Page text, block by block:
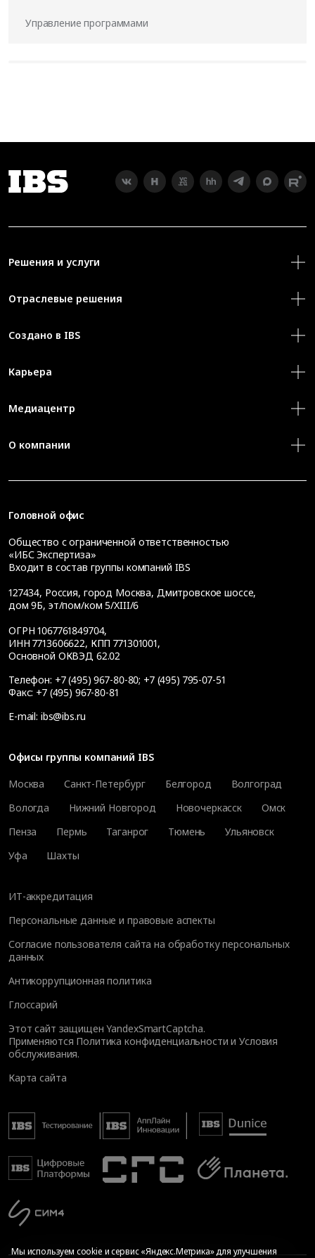
Управление программами
Решения и услуги
Отраслевые решения
Создано в IBS
Карьера
Медиацентр
О компании
Головной офис
Общество с ограниченной ответственностью
«ИБС Экспертиза»
Входит в состав группы компаний IBS
127434, Россия, город Москва, Дмитровское шоссе,
дом 9Б, эт/пом/ком 5/XIII/6
ОГРН 1067761849704,
ИНН 7713606622, КПП 771301001,
Основной ОКВЭД 62.02
Телефон: +7 (495) 967-80-80; +7 (495) 795-07-51
Факс: +7 (495) 967-80-81
E-mail: ibs@ibs.ru
Офисы группы компаний IBS
Москва
Санкт-Петербург Белгород
Волгоград
Вологда
Нижний Новгород Новочеркасск
Омск
Пенза
Пермь Таганрог Тюмень
Ульяновск
Уфа
Шахты
ИТ-аккредитация
Персональные данные и правовые аспекты
Согласие пользователя сайта на обработку персональных
данных
Антикоррупционная политика
Глоссарий
Этот сайт защищен YandexSmartCaptcha.
Применяются Политика конфиденциальности иУсловия
обслуживания.
Карта сайта
Мы используем cookie и сервис «Яндекс.Метрика» для улучшения